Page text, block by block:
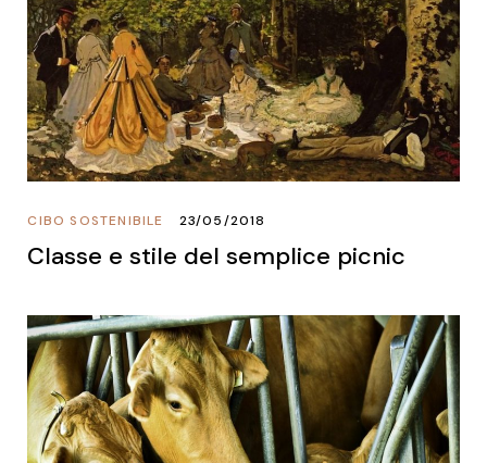
CIBO SOSTENIBILE 23/05/2018
Classe e stile del semplice picnic